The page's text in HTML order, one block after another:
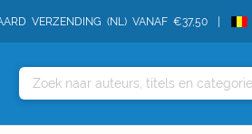
VERZENDING (NL) VANAF €37,50